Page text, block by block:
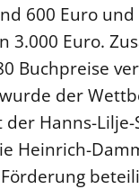
600 Euro
3.000 Euro.
Buchpreise
der
Hanns-
Heinrich-